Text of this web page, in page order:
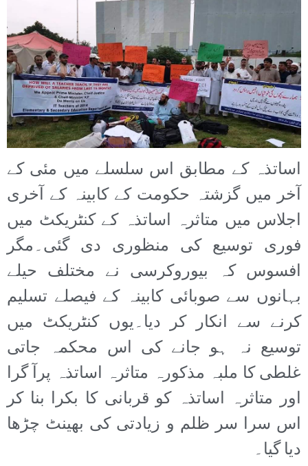
اساتذہ کے مطابق اس سلسلے میں مئی کے
آخر میں گزشتہ حکومت کے کابینہ کے آخری
اجلاس میں متاثرہ اساتذہ کے کنٹریکٹ میں
فوری توسیع کی منظوری دی گئی۔مگر
افسوس کہ بیوروکرسی نے مختلف حیلے
بہانوں سے صوبائی کابینہ کے فیصلے تسلیم
کرنے سے انکار کر دیا۔یوں کنٹریکٹ میں
توسیع نہ ہو جانے کی اس محکمہ جاتی
غلطی کا ملبہ مذکورہ متاثرہ اساتذہ پرآ گرا
اور متاثرہ اساتذہ کو قربانی کا بکرا بنا کر
اس سرا سر ظلم و زیادتی کی بھینٹ چڑھا
دیا گیا۔